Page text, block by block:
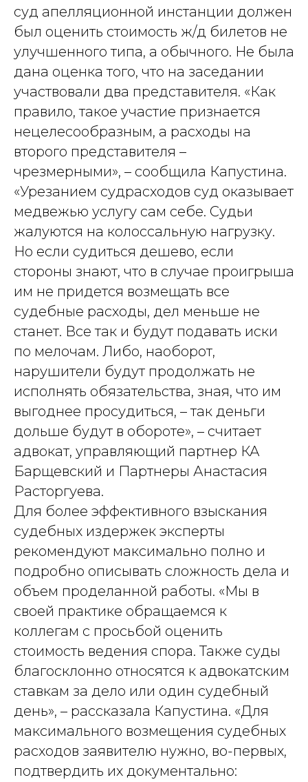
суд апелляционной инстанции должен
был оценить стоимость ж/д билетов не
улучшенного типа, а обычного. Не была
дана оценка того, что на заседании
участвовали два представителя. «Как
правило, такое участие признается
нецелесообразным, а расходы на
второго представителя –
чрезмерными», – сообщила Капустина.
«Урезанием судрасходов суд оказывает
медвежью услугу сам себе. Судьи
жалуются на колоссальную нагрузку.
Но если судиться дешево, если
стороны знают, что в случае проигрыша
им не придется возмещать все
судебные расходы, дел меньше не
станет. Все так и будут подавать иски
по мелочам. Либо, наоборот,
нарушители будут продолжать не
исполнять обязательства, зная, что им
выгоднее просудиться, – так деньги
дольше будут в обороте», – считает
адвокат, управляющий партнер КА
Барщевский и Партнеры Анастасия
Расторгуева.
Для более эффективного взыскания
судебных издержек эксперты
рекомендуют максимально полно и
подробно описывать сложность дела и
объем проделанной работы. «Мы в
своей практике обращаемся к
коллегам с просьбой оценить
стоимость ведения спора. Также суды
благосклонно относятся к адвокатским
ставкам за дело или один судебный
день», – рассказала Капустина. «Для
максимального возмещения судебных
расходов заявителю нужно, во-первых,
подтвердить их документально:
Защита капитала в браке и при разводе
Наследование и передача капитала
Предотвращение и урегулирование
конфликтов владельцев бизнеса
О нас
Кейсы
Пресс-центр
Блог
+7 (926) 221-36-77
+7 (499) 394-39-77
info@arfemida.ru
Стоимость услуг рассчитывается
по запросу индивидуально
Политика обработки персональных данных
Адвокатский кабинет Расторгуевой
Анастасии Алексеевны.
Адвокат адвокатской палаты города
Москвы,регистрационный номер 77/10140.